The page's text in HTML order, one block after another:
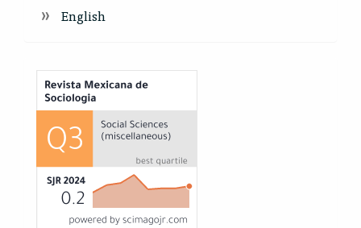
English
Index